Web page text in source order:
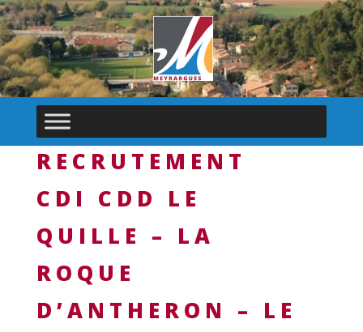
RECRUTEMENT
CDI CDD LE
QUILLE – LA
ROQUE
D’ANTHERON – LE